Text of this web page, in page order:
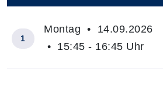
1
Montag • 14.09.2026
• 15:45 - 16:45 Uhr